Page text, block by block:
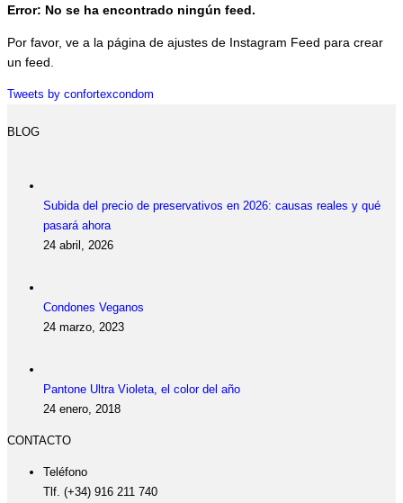
Error: No se ha encontrado ningún feed.
Por favor, ve a la página de ajustes de Instagram Feed para crear
un feed.
Tweets by confortexcondom
BLOG
Subida del precio de preservativos en 2026: causas reales y qué
pasará ahora
24 abril, 2026
Condones Veganos
24 marzo, 2023
Pantone Ultra Violeta, el color del año
24 enero, 2018
CONTACTO
Teléfono
Tlf. (+34) 916 211 740